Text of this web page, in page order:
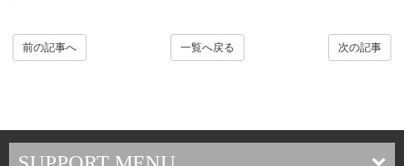
前の記事へ 一覧へ戻る 次の記事